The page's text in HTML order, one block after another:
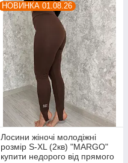
НОВИНКА 01.08.26
Лосини жіночі молодіжні
розмір S-XL (2кв) "MARGO"
купити недорого від прямого